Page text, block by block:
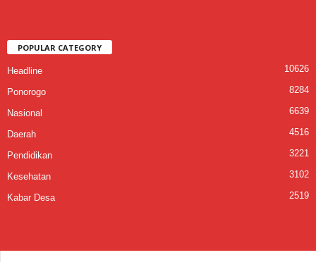
POPULAR CATEGORY
Headline 10626
Ponorogo 8284
Nasional 6639
Daerah 4516
Pendidikan 3221
Kesehatan 3102
Kabar Desa 2519